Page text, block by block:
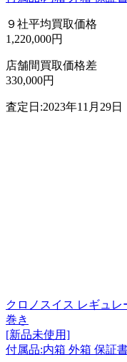
９社平均買取価格
1,220,000円
店舗間買取価格差
330,000円
査定日:2023年11月29日
クロノスイス レギュレ
巻き
[新品未使用]
付属品:内箱 外箱 保証